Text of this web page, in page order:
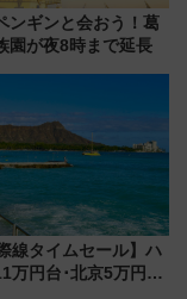
ンギンと会おう！葛
園が夜8時まで延長
線タイムセール】ハ
万円台･北京5万円台